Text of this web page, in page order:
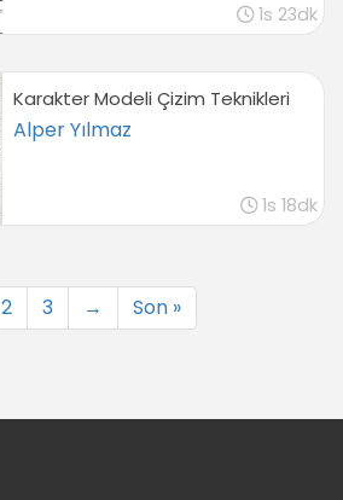
1s 23dk
Karakter Modeli Çizim Teknikleri
Alper Yılmaz
1s 18dk
2 3 → Son »